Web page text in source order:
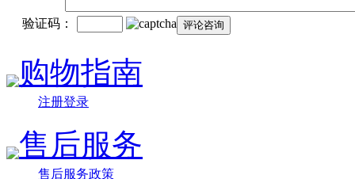
验证码：
购物指南
注册登录
售后服务
售后服务政策